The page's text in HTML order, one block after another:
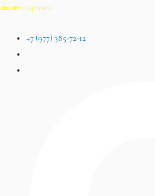
визите заранее.
+7 (977) 385-72-12